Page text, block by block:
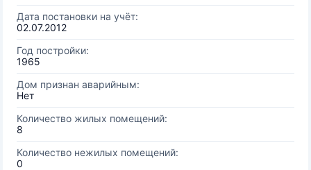
Дата постановки на учёт:
02.07.2012
Год постройки:
1965
Дом признан аварийным:
Нет
Количество жилых помещений:
8
Количество нежилых помещений:
0